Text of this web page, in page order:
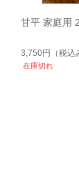
甘平 家庭用
3,750円 （税込
在庫切れ